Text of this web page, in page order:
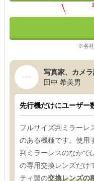
※各社
写真家、カメ
田中 希美男
先行機だけにユーザー
フルサイズ判ミラーレ
のある機種です。使用
判ミラーレスのなかで
の専用交換レンズだけ
ティ製の交換レンズの